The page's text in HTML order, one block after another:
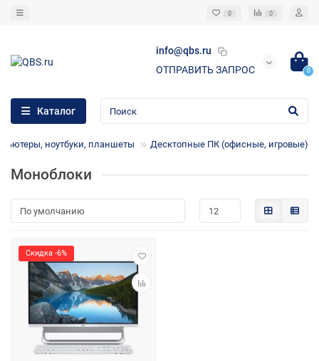
0 0
info@qbs.ru
ОТПРАВИТЬ ЗАПРОС
0
Каталог
ноутбуки, планшеты Десктопные ПК (офисные, игровые)
Моноблоки
Скидка -6%